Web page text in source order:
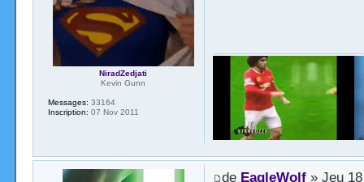
NiradZedjati
Kevin Gunn
Messages: 33164
Inscription: 07 Nov 2011
de EagleWolf» Jeu 18